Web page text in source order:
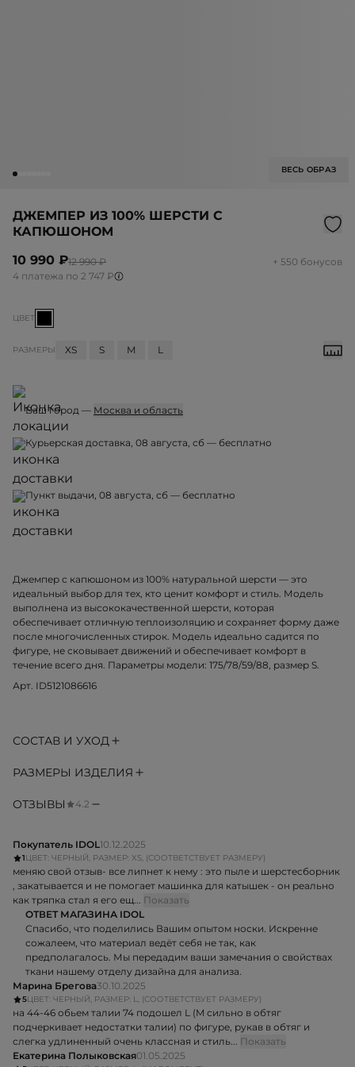
ВЕСЬ ОБРАЗ
ДЖЕМПЕР ИЗ 100% ШЕРСТИ С
КАПЮШОНОМ
10 990 ₽12 990 ₽
+ 550 бонусов
4 платежа по 2 747 ₽
ЦВЕТ
РАЗМЕРЫ XS S M L
Ваш город — Москва и область
Курьерская доставка, 08 августа, сб — бесплатно
Пункт выдачи, 08 августа, сб — бесплатно
Джемпер с капюшоном из 100% натуральной шерсти — это
идеальный выбор для тех, кто ценит комфорт и стиль. Модель
выполнена из высококачественной шерсти, которая
обеспечивает отличную теплоизоляцию и сохраняет форму даже
после многочисленных стирок. Модель идеально садится по
фигуре, не сковывает движений и обеспечивает комфорт в
течение всего дня. Параметры модели: 175/78/59/88, размер S.
Арт. ID5121086616
СОСТАВ И УХОД
РАЗМЕРЫ ИЗДЕЛИЯ
ОТЗЫВЫ 4.2
Покупатель IDOL10.12.2025
1ЦВЕТ: ЧЕРНЫЙ, РАЗМЕР: XS, (СООТВЕТСТВУЕТ РАЗМЕРУ)
меняю свой отзыв- все липнет к нему : это пыле и шерстесборник
, закатывается и не помогает машинка для катышек - он реально
как тряпка стал я его ещ... Показать
ОТВЕТ МАГАЗИНА IDOL
Спасибо, что поделились Вашим опытом носки. Искренне
сожалеем, что материал ведёт себя не так, как
предполагалось. Мы передадим ваши замечания о свойствах
ткани нашему отделу дизайна для анализа.
Марина Брегова30.10.2025
5ЦВЕТ: ЧЕРНЫЙ, РАЗМЕР: L, (СООТВЕТСТВУЕТ РАЗМЕРУ)
на 44-46 обьем талии 74 подошел L (M сильно в обтяг
подчеркивает недостатки талии) по фигуре, рукав в обтяг и
слегка удлиненный очень классная и стиль... Показать
Екатерина Полыковская01.05.2025